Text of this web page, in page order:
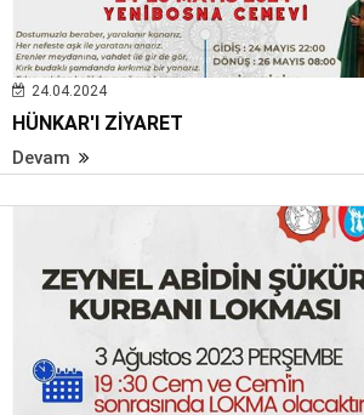
24.04.2024
HÜNKAR'I ZİYARET
Devam